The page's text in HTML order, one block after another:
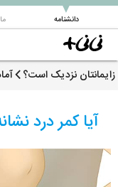
دانشنامه
▼
زایمانتان نزدیک است؟
آیا کمر درد